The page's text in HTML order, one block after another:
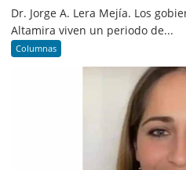
Dr. Jorge A. Lera Mejía. Los
Altamira viven un periodo de...
Columnas